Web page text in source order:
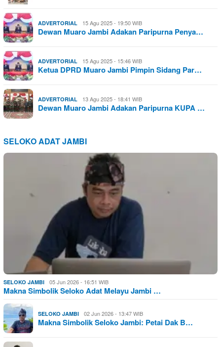
ADVERTORIAL 15 Agu 2025 - 19:50 WIB
Dewan Muaro Jambi Adakan Paripurna Penya…
ADVERTORIAL 15 Agu 2025 - 15:46 WIB
Ketua DPRD Muaro Jambi Pimpin Sidang Par…
ADVERTORIAL 13 Agu 2025 - 18:41 WIB
Dewan Muaro Jambi Adakan Paripurna KUPA …
SELOKO ADAT JAMBI
SELOKO JAMBI 05 Jun 2026 - 16:51 WIB
Makna Simbolik Seloko Adat Melayu Jambi …
SELOKO JAMBI 02 Jun 2026 - 13:47 WIB
Makna Simbolik Seloko Jambi: Petai Dak B…